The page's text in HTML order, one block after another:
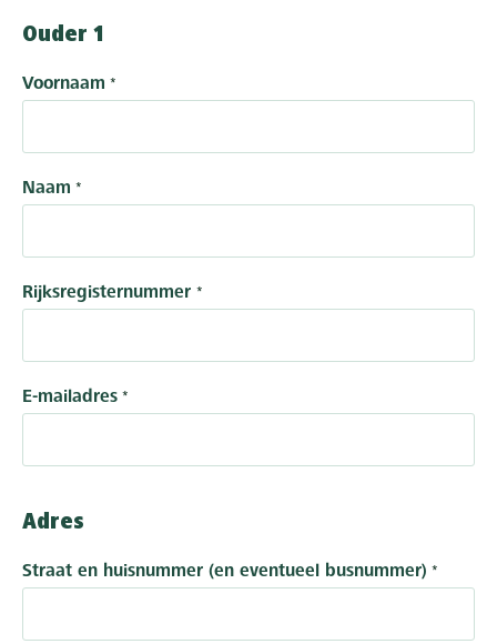
Ouder 1
Voornaam
Naam
Rijksregisternummer
E-mailadres
Adres
Straat en huisnummer (en eventueel busnummer)